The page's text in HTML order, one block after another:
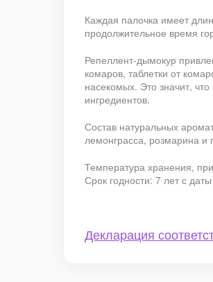
Каждая палочка имеет
продолжительное время
Репеллент-дымокур
комаров, таблетки от
насекомых. Это значит,
ингредиентов.
Состав натуральных
лемонграсса, розмарина и
Температура хранения,
Срок годности: 7 лет с
Декларация